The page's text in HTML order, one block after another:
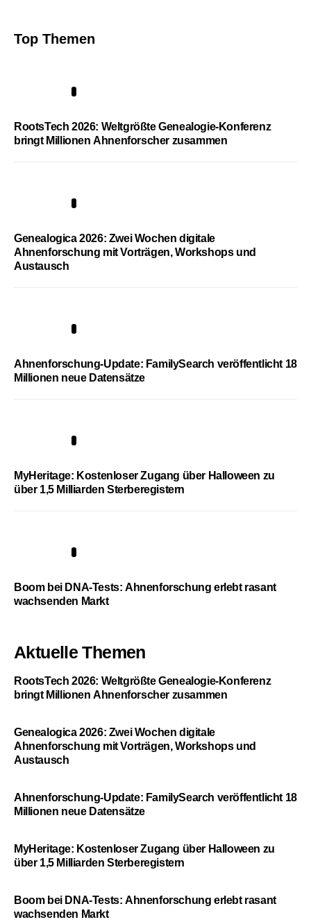
Top Themen
RootsTech 2026: Weltgrößte Genealogie-Konferenz
bringt Millionen Ahnenforscher zusammen
Genealogica 2026: Zwei Wochen digitale
Ahnenforschung mit Vorträgen, Workshops und
Austausch
Ahnenforschung-Update: FamilySearch veröffentlicht 18
Millionen neue Datensätze
MyHeritage: Kostenloser Zugang über Halloween zu
über 1,5 Milliarden Sterberegistern
Boom bei DNA-Tests: Ahnenforschung erlebt rasant
wachsenden Markt
Aktuelle Themen
RootsTech 2026: Weltgrößte Genealogie-Konferenz
bringt Millionen Ahnenforscher zusammen
Genealogica 2026: Zwei Wochen digitale
Ahnenforschung mit Vorträgen, Workshops und
Austausch
Ahnenforschung-Update: FamilySearch veröffentlicht 18
Millionen neue Datensätze
MyHeritage: Kostenloser Zugang über Halloween zu
über 1,5 Milliarden Sterberegistern
Boom bei DNA-Tests: Ahnenforschung erlebt rasant
wachsenden Markt